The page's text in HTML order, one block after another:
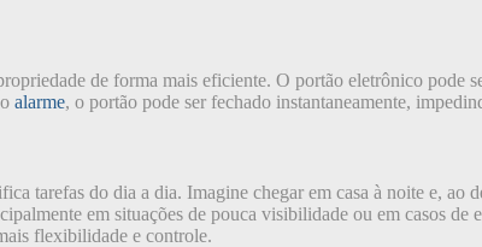
de forma mais eficiente. O portão eletrônico pode
alarme, o portão pode ser fechado instantaneamente,
tarefas do dia a dia. Imagine chegar em casa à noite e, ao
em situações de pouca visibilidade ou em casos
flexibilidade e controle.